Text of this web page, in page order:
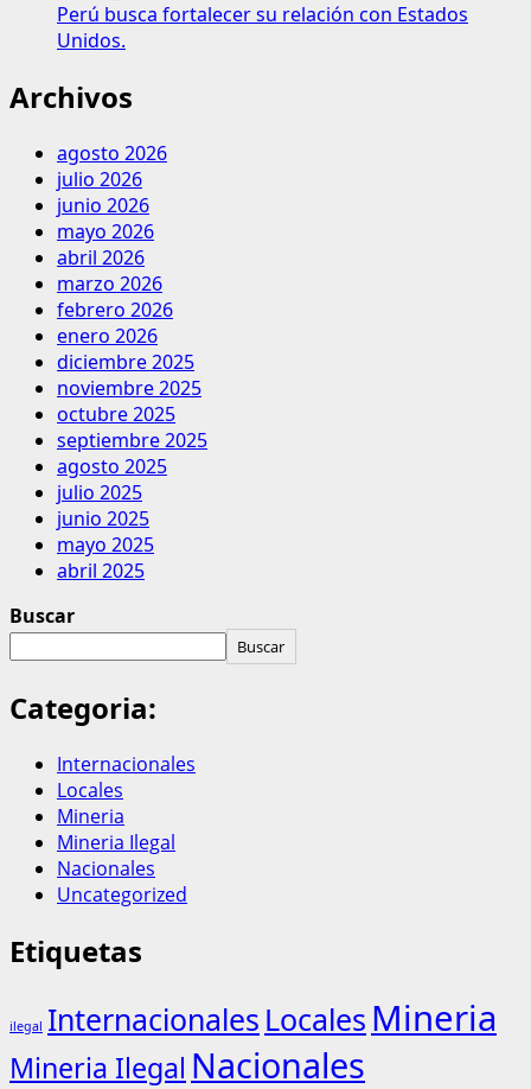
Perú busca fortalecer su relación con Estados
Unidos.
Archivos
agosto 2026
julio 2026
junio 2026
mayo 2026
abril 2026
marzo 2026
febrero 2026
enero 2026
diciembre 2025
noviembre 2025
octubre 2025
septiembre 2025
agosto 2025
julio 2025
junio 2025
mayo 2025
abril 2025
Buscar
Buscar
Categoria:
Internacionales
Locales
Mineria
Mineria Ilegal
Nacionales
Uncategorized
Etiquetas
ilegal Internacionales Locales Mineria
Mineria Ilegal Nacionales